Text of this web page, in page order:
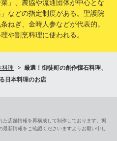
」、農協や流通団体が中心とな
などの指定制度がある。聖護院
ねぎ、金時人参などが代表的。
や割烹料理に使われる。
料理
厳選！御徒町の創作懐石料理、
日本料理のお店
た店舗情報を再構成して制作しております。掲
新情報をご確認くださいますようお願い申し